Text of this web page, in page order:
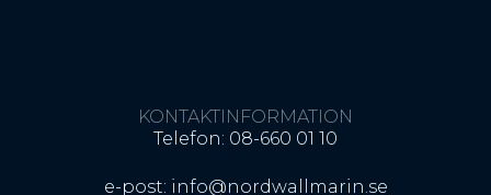
KONTAKTINFORMATION
Telefon: 08-660 01 10
e-post: info@nordwallmarin.se